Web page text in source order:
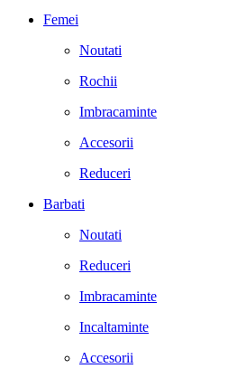
Femei
Noutati
Rochii
Imbracaminte
Accesorii
Reduceri
Barbati
Noutati
Reduceri
Imbracaminte
Incaltaminte
Accesorii